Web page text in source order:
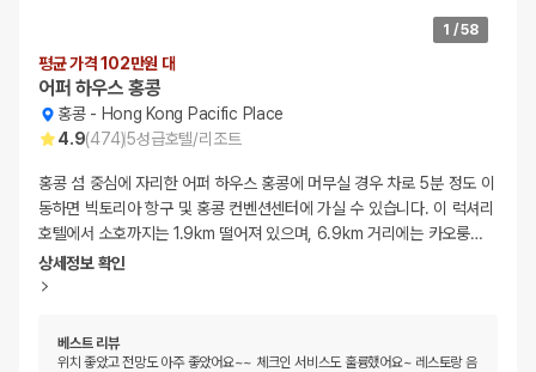
1 /58
평균 가격 102만원 대
어퍼 하우스 홍콩
홍콩- Hong Kong Pacific Place
4.9(474)5성급호텔/리조트
홍콩 섬 중심에 자리한 어퍼 하우스 홍콩에 머무실 경우 차로 5분 정도 이
동하면 빅토리아 항구 및 홍콩 컨벤션센터에 가실 수 있습니다. 이 럭셔리
호텔에서 소호까지는 1.9km 떨어져 있으며, 6.9km 거리에는 카오룽…
상세정보 확인
베스트 리뷰
위치 좋았고 전망도 아주 좋았어요~~ 체크인 서비스도 훌륭했어요~ 레스토랑 음